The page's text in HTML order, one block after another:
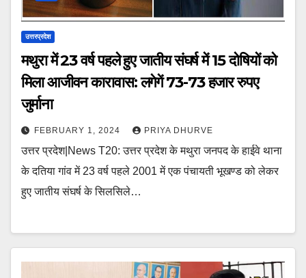
उत्तरप्रदेश
मथुरा में 23 वर्ष पहले हुए जातीय संघर्ष में 15 दोषियों को
मिला आजीवन कारावास: लगेगें 73-73 हजार रुपए
जुर्माना
FEBRUARY 1, 2024 PRIYA DHURVE
उत्तर प्रदेश|News T20: उत्तर प्रदेश के मथुरा जनपद के हाईवे थाना
के दतिया गांव में 23 वर्ष पहले 2001 में एक पंचायती भूखण्ड को लेकर
हुए जातीय संघर्ष के सिलसिले…